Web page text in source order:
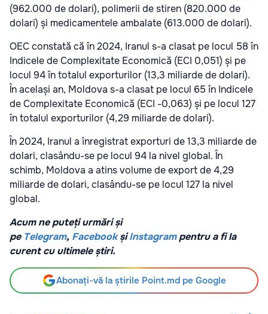
(962.000 de dolari), polimerii de stiren (820.000 de
dolari) și medicamentele ambalate (613.000 de dolari).
OEC constată că în 2024, Iranul s-a clasat pe locul 58 în
Indicele de Complexitate Economică (ECI 0,051) și pe
locul 94 în totalul exporturilor (13,3 miliarde de dolari).
În același an, Moldova s-a clasat pe locul 65 în Indicele
de Complexitate Economică (ECI -0,063) și pe locul 127
în totalul exporturilor (4,29 miliarde de dolari).
În 2024, Iranul a înregistrat exporturi de 13,3 miliarde de
dolari, clasându-se pe locul 94 la nivel global. În
schimb, Moldova a atins volume de export de 4,29
miliarde de dolari, clasându-se pe locul 127 la nivel
global.
Acum ne puteți urmări și
pe Telegram, Facebook șiInstagrampentru a fi la
curent cu ultimele știri.
Abonați-vă la știrile Point.md pe Google